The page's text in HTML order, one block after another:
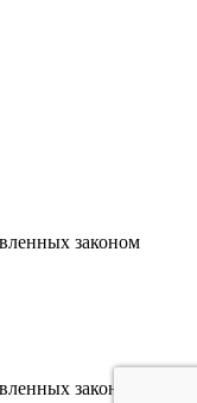
законом
законом